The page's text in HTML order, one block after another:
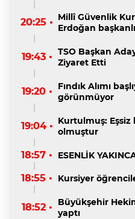
20:25 • Millî Güvenlik
Erdoğan
19:43 • TSO Başkan
Ziyaret Etti
19:20 •
Fındık Alımı
görünmüyor
19:04 • Kurtulmuş:
olmuştur
18:57 • ESENLİK
18:55 • Kursiyer
18:52 •
Büyükşehir
yaptı